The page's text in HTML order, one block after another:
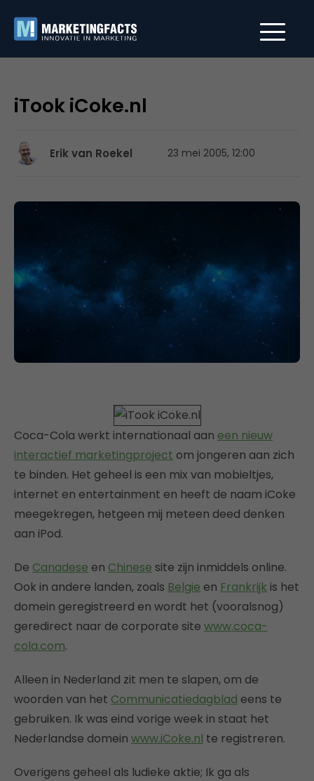
iTook iCoke.nl
Erik van Roekel 23 mei 2005, 12:00
Coca-Cola werkt internationaal aan een nieuw
interactief marketingproject om jongeren aan zich
te binden. Het geheel is een mix van mobieltjes,
internet en entertainment en heeft de naam iCoke
meegekregen, hetgeen mij meteen deed denken
aan iPod.
De Canadese en Chinese site zijn inmiddels online.
Ook in andere landen, zoals Belgie en Frankrijk is het
domein geregistreerd en wordt het (vooralsnog)
geredirect naar de corporate site www.coca-
cola.com.
Alleen in Nederland zit men te slapen, om de
woorden van het Communicatiedagblad eens te
gebruiken. Ik was eind vorige week in staat het
Nederlandse domein www.iCoke.nl te registreren.
Overigens geheel als ludieke aktie; Ik ga als